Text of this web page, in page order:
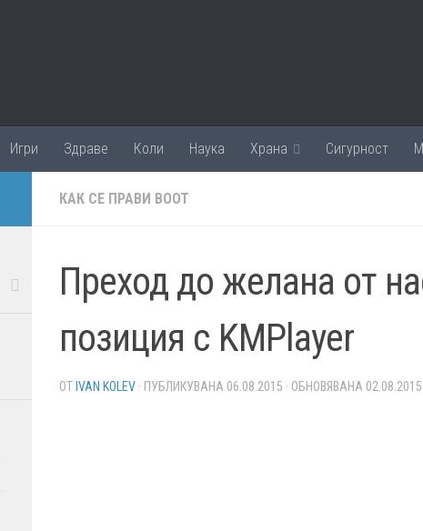
Игри Здраве Коли Наука Храна Сигурност
КАК СЕ ПРАВИ BOOT
Преход до желана от
позиция с KMPlayer
ОТ IVAN KOLEV · ПУБЛИКУВАНА 06.08.2015 · ОБНОВЯВАНА 02.08.2015